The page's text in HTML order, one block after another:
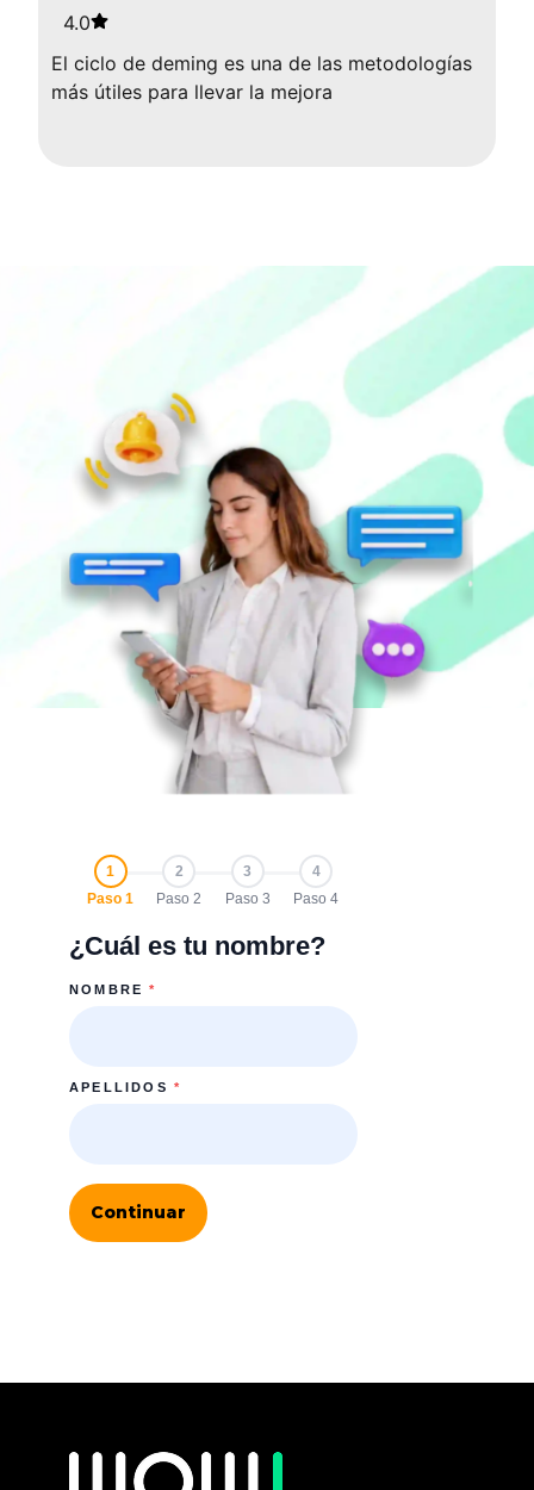
4.0
El ciclo de deming es una de las metodologías
más útiles para llevar la mejora
1
Paso 1
2
Paso 2
3
Paso 3
4
Paso 4
¿Cuál es tu nombre?
NOMBRE*
APELLIDOS *
Continuar